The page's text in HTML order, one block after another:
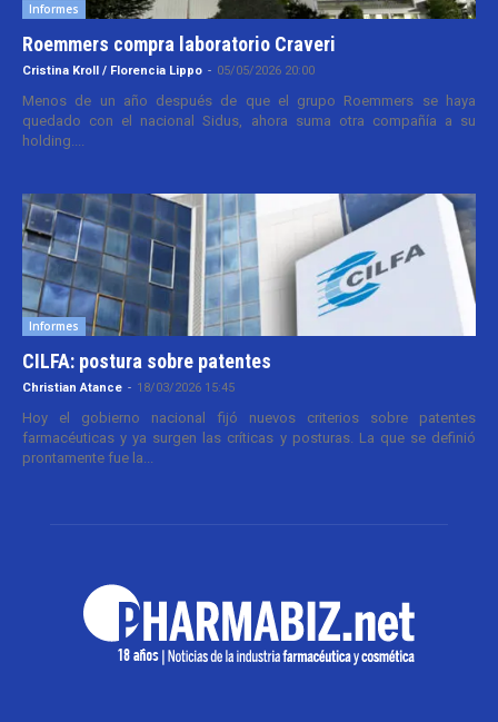
Informes
Roemmers compra laboratorio Craveri
Cristina Kroll / Florencia Lippo - 05/05/2026 20:00
Menos de un año después de que el grupo Roemmers se haya
quedado con el nacional Sidus, ahora suma otra compañía a su
holding....
Informes
CILFA: postura sobre patentes
Christian Atance - 18/03/2026 15:45
Hoy el gobierno nacional fijó nuevos criterios sobre patentes
farmacéuticas y ya surgen las críticas y posturas. La que se definió
prontamente fue la...